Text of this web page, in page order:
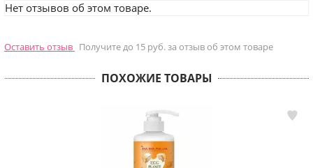
Нет отзывов об этом товаре.
Оставить отзыв Получите до 15 руб. за отзыв об этом товаре
ПОХОЖИЕ ТОВАРЫ